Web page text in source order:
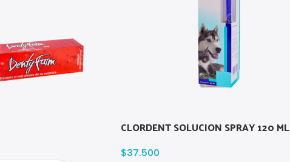
CLORDENT SOLUCION SPRAY 120 ML
$37.500